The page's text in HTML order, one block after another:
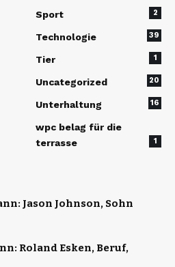
Sport 2
Technologie 39
Tier 1
Uncategorized 20
Unterhaltung 16
wpc belag für die
terrasse
1
Jason Johnson, Sohn
Roland Esken, Beruf,